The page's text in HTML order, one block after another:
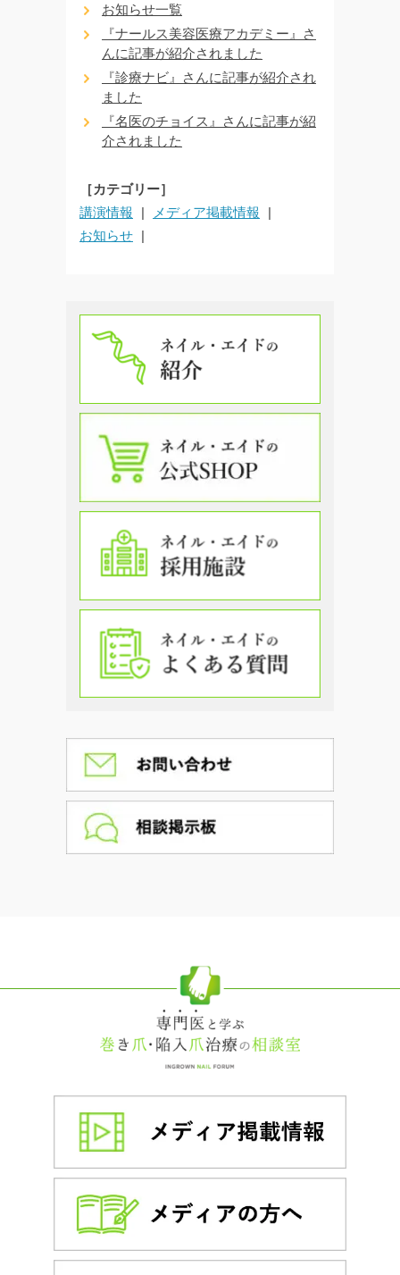
お知らせ一覧
『ナールス美容医療アカデミー』さ
んに記事が紹介されました
『診療ナビ』さんに記事が紹介され
ました
『名医のチョイス』さんに記事が紹
介されました
［カテゴリー］
講演情報
メディア掲載情報
お知らせ